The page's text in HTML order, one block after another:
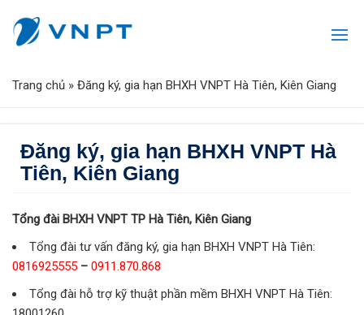
Trang chủ » Đăng ký, gia hạn BHXH VNPT Hà Tiên, Kiên Giang
Đăng ký, gia hạn BHXH VNPT Hà
Tiên, Kiên Giang
Tổng đài BHXH VNPT TP Hà Tiên, Kiên Giang
Tổng đài tư vấn đăng ký, gia hạn BHXH VNPT Hà Tiên:
0816925555 – 0911.870.868
Tổng đài hỗ trợ kỹ thuật phần mềm BHXH VNPT Hà Tiên: